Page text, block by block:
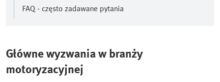
FAQ - często zadawane pytania
Główne wyzwania w branży
motoryzacyjnej